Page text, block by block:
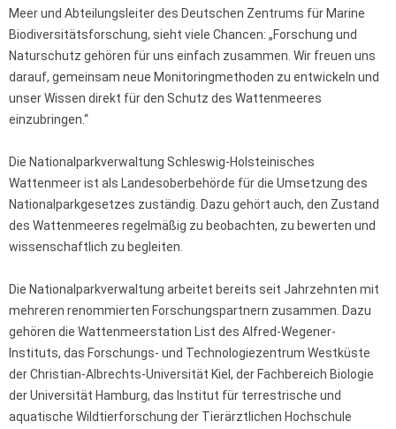
Meer und Abteilungsleiter des Deutschen Zentrums für Marine
Biodiversitätsforschung, sieht viele Chancen: „Forschung und
Naturschutz gehören für uns einfach zusammen. Wir freuen uns
darauf, gemeinsam neue Monitoringmethoden zu entwickeln und
unser Wissen direkt für den Schutz des Wattenmeeres
einzubringen.“
Die Nationalparkverwaltung Schleswig-Holsteinisches
Wattenmeer ist als Landesoberbehörde für die Umsetzung des
Nationalparkgesetzes zuständig. Dazu gehört auch, den Zustand
des Wattenmeeres regelmäßig zu beobachten, zu bewerten und
wissenschaftlich zu begleiten.
Die Nationalparkverwaltung arbeitet bereits seit Jahrzehnten mit
mehreren renommierten Forschungspartnern zusammen. Dazu
gehören die Wattenmeerstation List des Alfred-Wegener-
Instituts, das Forschungs- und Technologiezentrum Westküste
der Christian-Albrechts-Universität Kiel, der Fachbereich Biologie
der Universität Hamburg, das Institut für terrestrische und
aquatische Wildtierforschung der Tierärztlichen Hochschule